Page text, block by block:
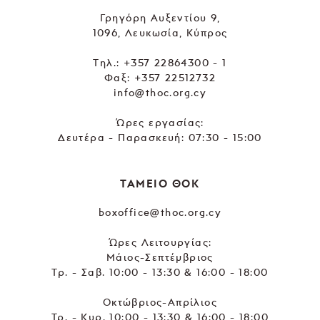
Γρηγόρη Αυξεντίου 9,
1096, Λευκωσία, Κύπρος
Tηλ.: +357 22864300 - 1
Φαξ: +357 22512732
info@thoc.org.cy
Ώρες εργασίας:
Δευτέρα - Παρασκευή: 07:30 - 15:00
ΤΑΜΕΙΟ ΘΟΚ
boxoffice@thoc.org.cy
Ώρες Λειτουργίας:
Μάιος-Σεπτέμβριος
Τρ. - Σαβ. 10:00 - 13:30 & 16:00 - 18:00
Οκτώβριος-Απρίλιος
Τρ. - Κυρ. 10:00 - 13:30 & 16:00 - 18:00